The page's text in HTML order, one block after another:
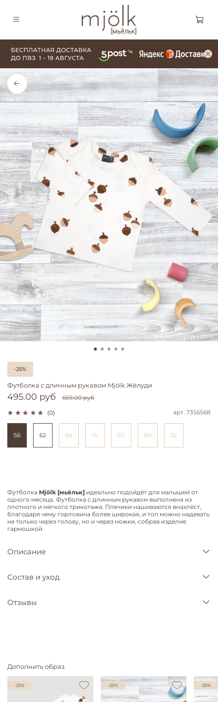
-25%
(0) арт. 7356568
Футболка с длинным рукавом Mjölk Жёлуди
495.00 руб 659.00 руб
56 62 68 74 80 86 92
Футболка Mjölk [мьёльк] идеально подойдёт для малышей от
одного месяца. Футболка с длинным рукавом выполнена из
плотного и мягкого трикотажа. Плечики нашиваются внахлёст,
благодаря чему горловина более широкая, и топ можно надевать
не только через голову, но и через ножки, собрав изделие
гармошкой.
Описание
Состав и уход
Отзывы
Дополнить образ
-25% -25% -25%